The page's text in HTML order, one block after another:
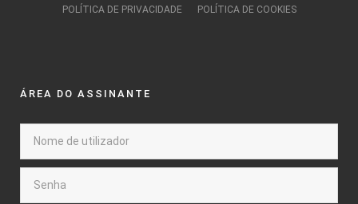
POLÍTICA DE PRIVACIDADE POLÍTICA DE COOKIES
ÁREA DO ASSINANTE